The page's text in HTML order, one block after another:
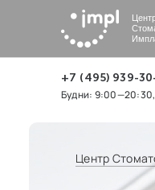
+7 (495) 939-
Будни:
Центр